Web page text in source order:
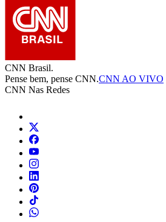
CNN Brasil.
Pense bem, pense CNN.CNN AO VIVO
CNN Nas Redes